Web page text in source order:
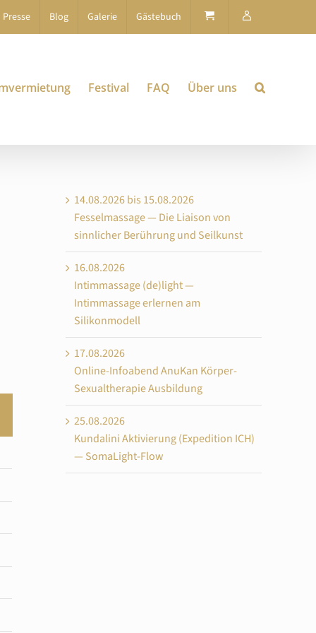
Presse Blog Galerie Gästebuch
Festival FAQ Über uns
14.08.2026 bis 15.08.2026
Fesselmassage — Die Liaison von
sinnlicher Berührung und Seilkunst
16.08.2026
Intimmassage (de)light —
Intimmassage erlernen am
Silikonmodell
17.08.2026
Online-Infoabend AnuKan Körper-
Sexualtherapie Ausbildung
25.08.2026
Kundalini Aktivierung (Expedition ICH)
— SomaLight-Flow